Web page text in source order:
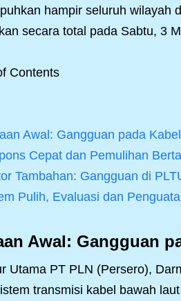
hampir seluruh wilayah
secara total pada Sabtu, 3
Contents
Awal: Gangguan pada
Cepat dan Pemulihan
Tambahan: Gangguan di
Pulih, Evaluasi dan
Awal: Gangguan
Utama PT PLN (Persero),
transmisi kabel bawah